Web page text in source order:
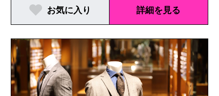
お気に入り 詳細を見る